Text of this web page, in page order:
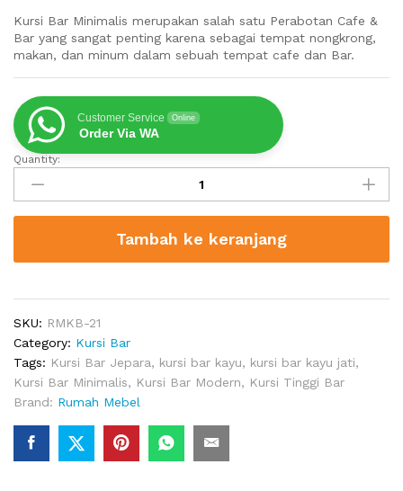
Kursi Bar Minimalis merupakan salah satu Perabotan Cafe &
Bar yang sangat penting karena sebagai tempat nongkrong,
makan, dan minum dalam sebuah tempat cafe dan Bar.
Customer Service Online
Order Via WA
Kursi
Bar
Minimalis
quantity
Quantity:
Tambah ke keranjang
SKU: RMKB-21
Category: Kursi Bar
Tags: Kursi Bar Jepara, kursi bar kayu, kursi bar kayu jati,
Kursi Bar Minimalis, Kursi Bar Modern, Kursi Tinggi Bar
Brand: Rumah Mebel